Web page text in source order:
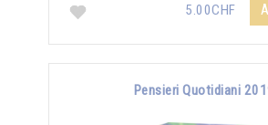
5.00CHF
Pensieri Quotidiani